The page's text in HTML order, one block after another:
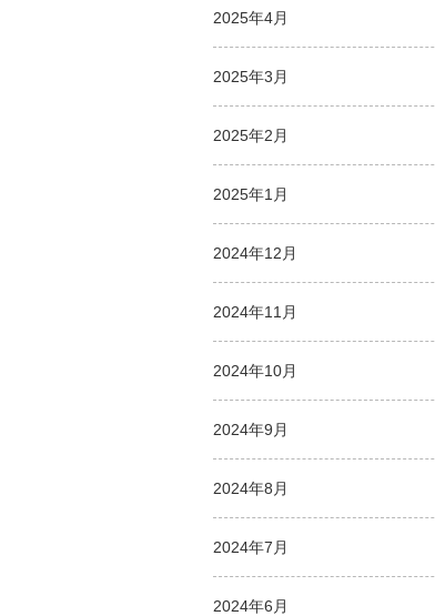
2025年4月
2025年3月
2025年2月
2025年1月
2024年12月
2024年11月
2024年10月
2024年9月
2024年8月
2024年7月
2024年6月